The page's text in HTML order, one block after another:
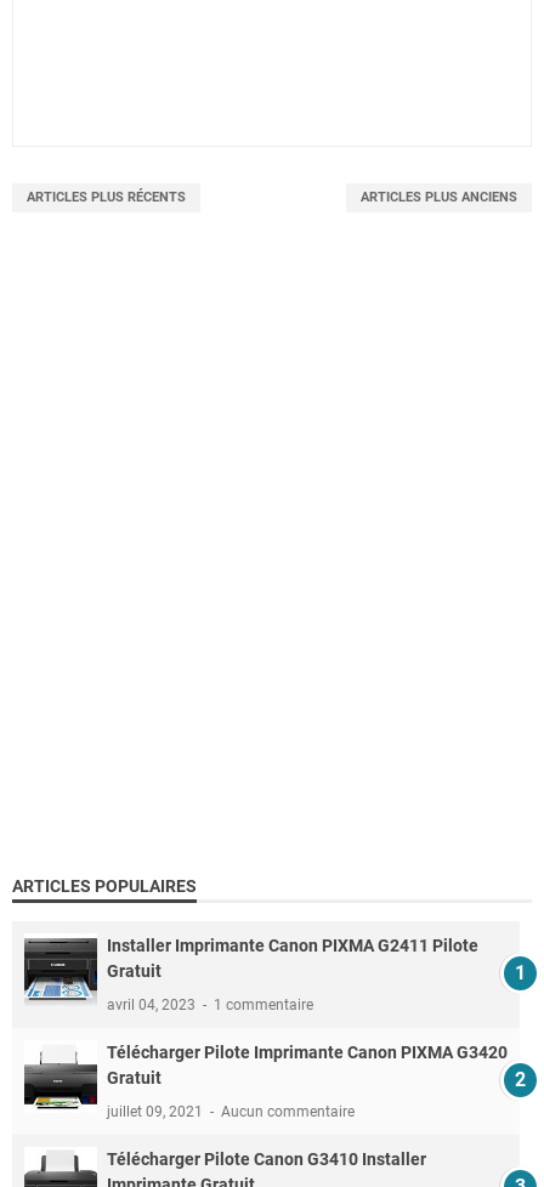
ARTICLES PLUS RÉCENTS ARTICLES PLUS ANCIENS
ARTICLES POPULAIRES
Installer Imprimante Canon PIXMA G2411 Pilote
Gratuit
avril 04, 2023 1 commentaire
Télécharger Pilote Imprimante Canon PIXMA G3420
Gratuit
juillet 09, 2021 Aucun commentaire
Télécharger Pilote Canon G3410 Installer